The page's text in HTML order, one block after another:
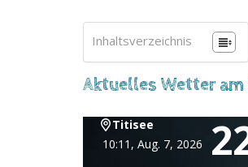
Inhaltsverzeichnis
Aktuelles Wetter am
Titisee
10:11, Aug. 7, 2026